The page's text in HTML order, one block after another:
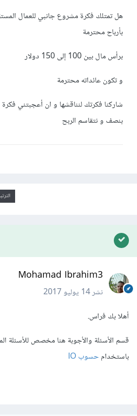
هل تمتلك فكرة مشروع جانبي للعمال
بأرباح محترمة
برأس مال بين 100 إلى 150 دولار
و تكون عائداته محترمة
شاركنا فكرتك لنناقشها و ان أعجبتني
بنصف و نتقاسم الربح
Mohamad Ibrahim3
نشر14 يوليو 2017
أهلا بك فراس.
قسم الأسئلة والأجوبة هنا مخصص للأسئلة
باستخدامحسوب IO